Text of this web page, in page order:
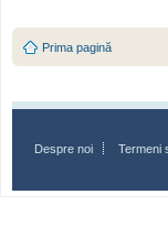
Prima pagină
Despre noi Termeni